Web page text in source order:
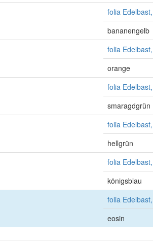
folia
bananengelb
folia
orange
folia
smaragdgrün
folia
hellgrün
folia
königsblau
folia
eosin